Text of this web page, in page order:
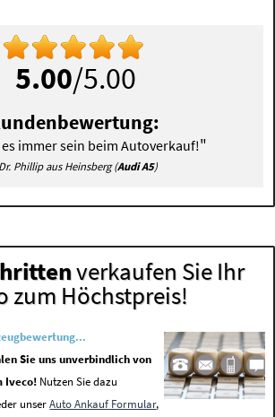
5.00/5.00
immer sein beim Autoverkauf!"
Dr. Phillip aus Heinsberg (Audi A5)
verkaufen Sie Ihr
zum Höchstpreis!
Sie uns unverbindlich von
Iveco! Nutzen Sie dazu
unserAuto Ankauf Formular,